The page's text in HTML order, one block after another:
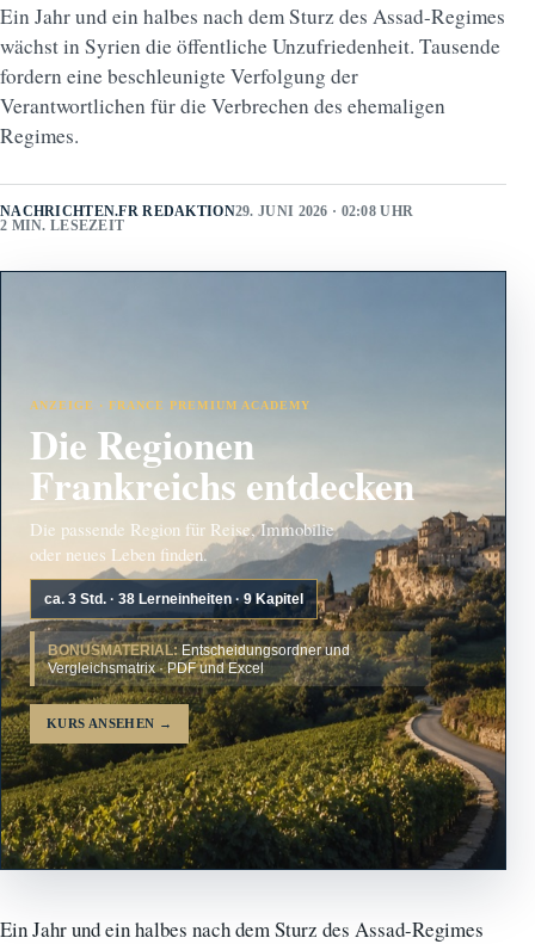
Ein Jahr und ein halbes nach dem Sturz des Assad-Regimes
wächst in Syrien die öffentliche Unzufriedenheit. Tausende
fordern eine beschleunigte Verfolgung der
Verantwortlichen für die Verbrechen des ehemaligen
Regimes.
NACHRICHTEN.FR REDAKTION29. JUNI 2026 · 02:08 UHR
2 MIN. LESEZEIT
ANZEIGE · FRANCE PREMIUM ACADEMY
Die Regionen
Frankreichs entdecken
Die passende Region für Reise, Immobilie
oder neues Leben finden.
ca. 3 Std. · 38 Lerneinheiten · 9 Kapitel
BONUSMATERIAL: Entscheidungsordner und
Vergleichsmatrix · PDF und Excel
KURS ANSEHEN →
Ein Jahr und ein halbes nach dem Sturz des Assad-Regimes